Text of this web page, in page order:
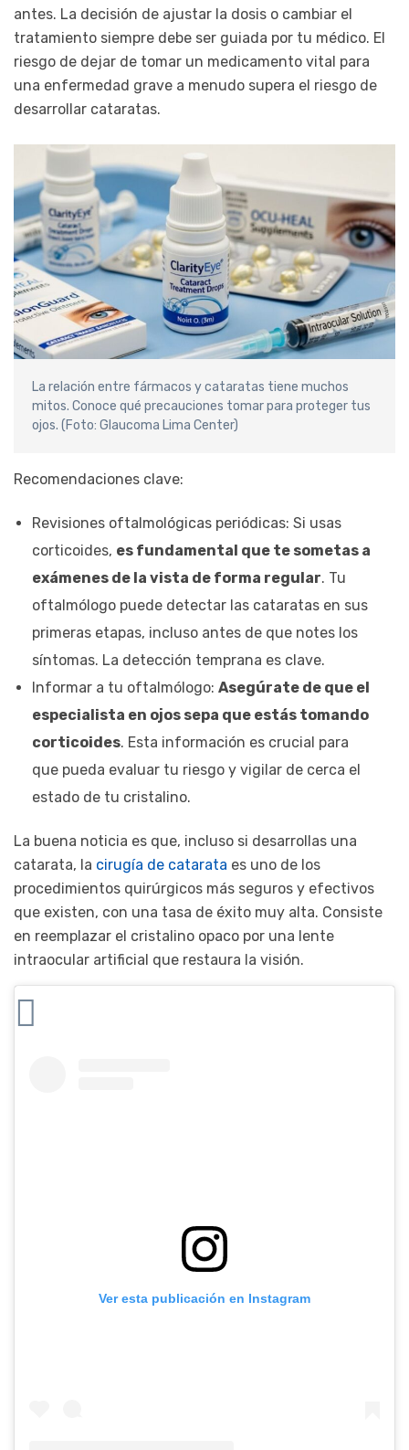
antes. La decisión de ajustar la dosis o cambiar el
tratamiento siempre debe ser guiada por tu médico. El
riesgo de dejar de tomar un medicamento vital para
una enfermedad grave a menudo supera el riesgo de
desarrollar cataratas.
La relación entre fármacos y cataratas tiene muchos
mitos. Conoce qué precauciones tomar para proteger tus
ojos. (Foto: Glaucoma Lima Center)
Recomendaciones clave:
Revisiones oftalmológicas periódicas: Si usas
corticoides, es fundamental que te sometas a
exámenes de la vista de forma regular. Tu
oftalmólogo puede detectar las cataratas en sus
primeras etapas, incluso antes de que notes los
síntomas. La detección temprana es clave.
Informar a tu oftalmólogo: Asegúrate de que el
especialista en ojos sepa que estás tomando
corticoides. Esta información es crucial para
que pueda evaluar tu riesgo y vigilar de cerca el
estado de tu cristalino.
La buena noticia es que, incluso si desarrollas una
catarata, la cirugía de catarata es uno de los
procedimientos quirúrgicos más seguros y efectivos
que existen, con una tasa de éxito muy alta. Consiste
en reemplazar el cristalino opaco por una lente
intraocular artificial que restaura la visión.
Ver esta publicación en Instagram